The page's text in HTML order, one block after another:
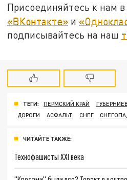
Присоединяйтесь к нам
«ВКонтакте» и
подписывайтесь на наш
ТЕГИ: ПЕРМСКИЙ КРАЙ ГУБЕРНИЕВ
ДОРОГИ
АСФАЛЬТ СНЕГ
ЧИТАЙТЕ ТАКЖЕ:
Технофашисты XXI века